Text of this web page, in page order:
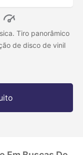
Tiro panorâmico
de disco de vinil